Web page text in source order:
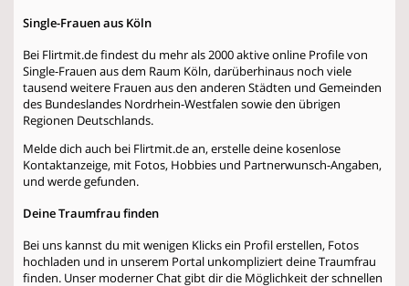
Single-Frauen aus Köln
Bei Flirtmit.de findest du mehr als 2000 aktive online Profile von
Single-Frauen aus dem Raum Köln, darüberhinaus noch viele
tausend weitere Frauen aus den anderen Städten und Gemeinden
des Bundeslandes Nordrhein-Westfalen sowie den übrigen
Regionen Deutschlands.
Melde dich auch bei Flirtmit.de an, erstelle deine kosenlose
Kontaktanzeige, mit Fotos, Hobbies und Partnerwunsch-Angaben,
und werde gefunden.
Deine Traumfrau finden
Bei uns kannst du mit wenigen Klicks ein Profil erstellen, Fotos
hochladen und in unserem Portal unkompliziert deine Traumfrau
finden. Unser moderner Chat gibt dir die Möglichkeit der schnellen